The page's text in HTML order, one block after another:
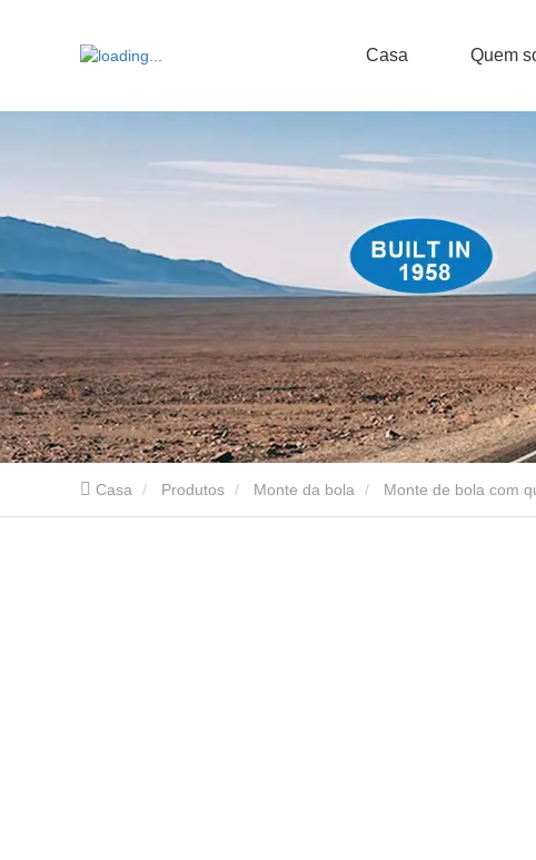
Casa Quem
Casa Produtos Monte da bola Monte de bola com